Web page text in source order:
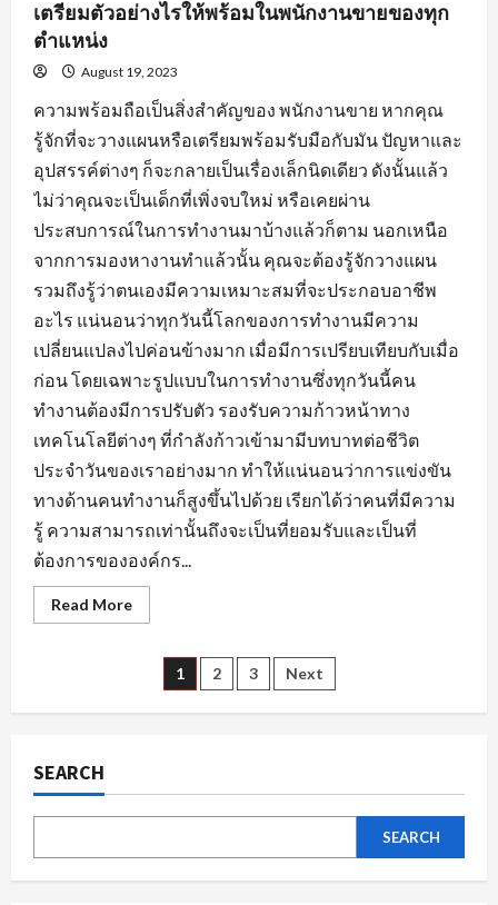
เตรียมตัวอย่างไรให้พร้อมในพนักงานขายของทุก
ตำแหน่ง
August 19, 2023
ความพร้อมถือเป็นสิ่งสำคัญของ พนักงานขาย หากคุณ
รู้จักที่จะวางแผนหรือเตรียมพร้อมรับมือกับมัน ปัญหาและ
อุปสรรค์ต่างๆ ก็จะกลายเป็นเรื่องเล็กนิดเดียว ดังนั้นแล้ว
ไม่ว่าคุณจะเป็นเด็กที่เพิ่งจบใหม่ หรือเคยผ่าน
ประสบการณ์ในการทำงานมาบ้างแล้วก็ตาม นอกเหนือ
จากการมองหางานทำแล้วนั้น คุณจะต้องรู้จักวางแผน
รวมถึงรู้ว่าตนเองมีความเหมาะสมที่จะประกอบอาชีพ
อะไร แน่นอนว่าทุกวันนี้โลกของการทำงานมีความ
เปลี่ยนแปลงไปค่อนข้างมาก เมื่อมีการเปรียบเทียบกับเมื่อ
ก่อน โดยเฉพาะรูปแบบในการทำงานซึ่งทุกวันนี้คน
ทำงานต้องมีการปรับตัว รองรับความก้าวหน้าทาง
เทคโนโลยีต่างๆ ที่กำลังก้าวเข้ามามีบทบาทต่อชีวิต
ประจำวันของเราอย่างมาก ทำให้แน่นอนว่าการแข่งขัน
ทางด้านคนทำงานก็สูงขึ้นไปด้วย เรียกได้ว่าคนที่มีความ
รู้ ความสามารถเท่านั้นถึงจะเป็นที่ยอมรับและเป็นที่
ต้องการขององค์กร...
Read MoreRead
more
ตัวอย่าง
พร้อม
ทุก
Posts
pagination
1 2 3 Next
SEARCH
SEARCH